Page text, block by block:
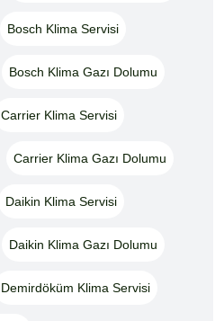
Bosch Klima Servisi
Bosch Klima Gazı Dolumu
Carrier Klima Servisi
Carrier Klima Gazı Dolumu
Daikin Klima Servisi
Daikin Klima Gazı Dolumu
Demirdöküm Klima Servisi